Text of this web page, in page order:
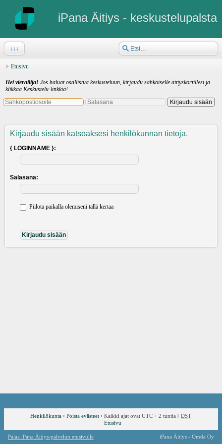
iPana Äitiys - keskustelupalsta
↓↓↓
Etusivu
Hei vierailija! Jos haluat osallistua keskusteluun, kirjaudu sähköiselle äitiyskortillesi ja
klikkaa Keskustelu-linkkiä!
Kirjaudu sisään katsoaksesi henkilökunnan tietoja.
{ LOGINNAME }:
Salasana:
Piilota paikalla olemiseni tällä kertaa
Henkilökunta • Poista evästeet • Kaikki ajat ovat UTC + 2 tuntia [ DST ]
Etusivu
Palaa iPana Äitiys-palvelun etusivulle iPana Äitiys - Omda Oy